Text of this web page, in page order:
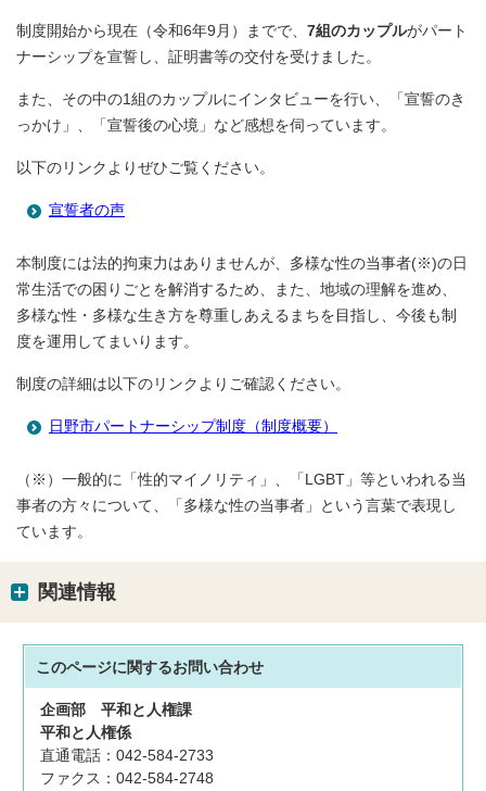
制度開始から現在（令和6年9月）までで、 7組のカップルがパート
ナーシップを宣誓し、証明書等の交付を受けました。
また、その中の1組のカップルにインタビューを行い、「宣誓のき
っかけ」、「宣誓後の心境」など感想を伺っています。
以下のリンクよりぜひご覧ください。
宣誓者の声
本制度には法的拘束力はありませんが、多様な性の当事者(※)の日
常生活での困りごとを解消するため、また、地域の理解を進め、
多様な性・多様な生き方を尊重しあえるまちを目指し、今後も制
度を運用してまいります。
制度の詳細は以下のリンクよりご確認ください。
日野市パートナーシップ制度（制度概要）
（※）一般的に「性的マイノリティ」、「LGBT」等といわれる当
事者の方々について、「多様な性の当事者」という言葉で表現し
ています。
関連情報
このページに関するお問い合わせ
企画部平和と人権課
平和と人権係
直通電話：042-584-2733
ファクス：042-584-2748